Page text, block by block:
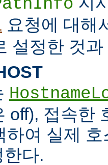
요청에 대해
설정한 것과
off), 접속한
하여 실제
다.